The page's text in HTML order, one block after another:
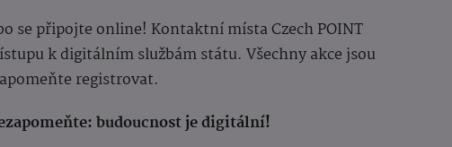
se připojte online! Kontaktní místa Czech POINT
k digitálním službám státu. Všechny akce jsou
registrovat.
budoucnost je digitální!